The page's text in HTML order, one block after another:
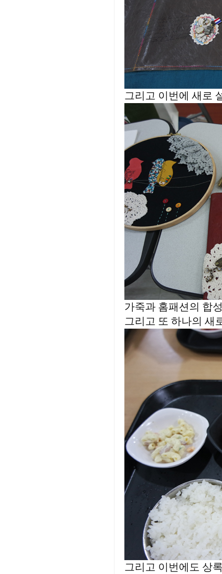
그리고 이번에 새로
가죽과 홈패션의 합
그리고 또 하나의 새
그리고 이번에도 상